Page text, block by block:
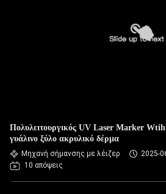
Πολυλειτουργικός UV Laser Marker
γυάλινο ξύλο ακρυλικό δέρμα
Μηχανή σήμανσης με λέιζερ
2025-
10 απόψεις